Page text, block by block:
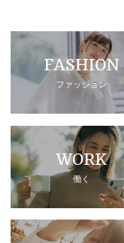
FASHION
ファッション
WORK
働く